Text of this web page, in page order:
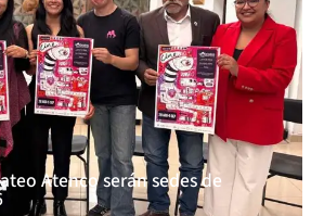
Atenco serán sedes de